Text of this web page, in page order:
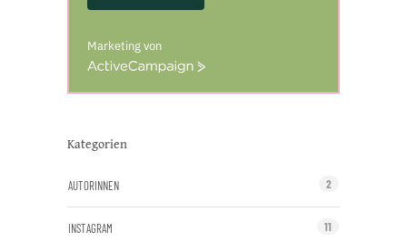
Marketing von
A
v
C
p
Kategorien
AUTORINNEN 2
INSTAGRAM 11